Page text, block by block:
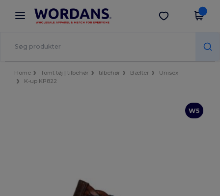
× Wordans-app
Bedre priser i appen!
Hent app
Home Tomt tøj | tilbehør tilbehør Bælter
Unisex
K-up KP822
W5